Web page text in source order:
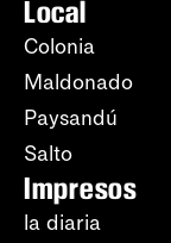
Local
Colonia
Maldonado
Paysandú
Salto
Impresos
la diaria